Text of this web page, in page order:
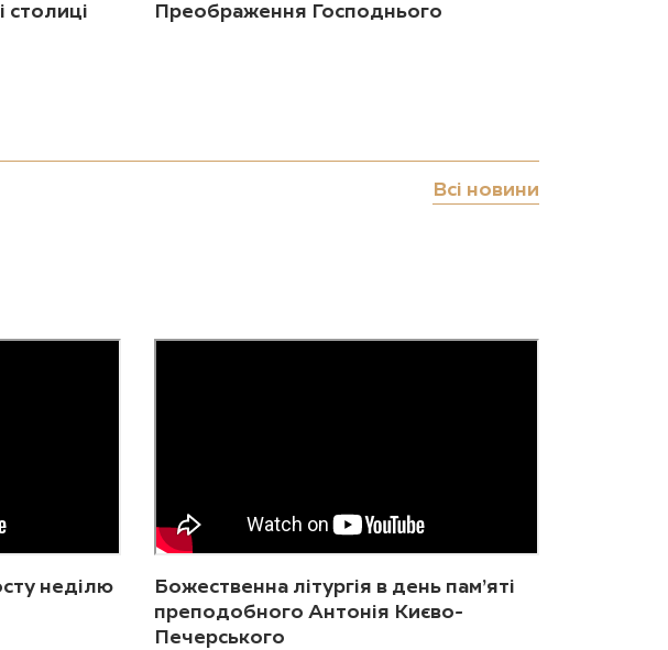
столиці
Преображення Господнього
Всі новини
неділю
Божественна літургія в день пам’яті
преподобного Антонія Києво-
Печерського